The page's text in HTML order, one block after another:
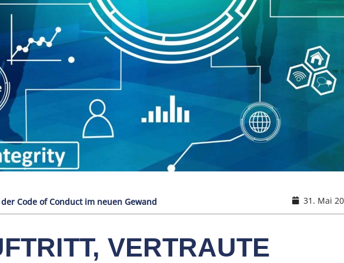
Code of Conduct im neuen Gewand 31. Mai
VERTRAUTE